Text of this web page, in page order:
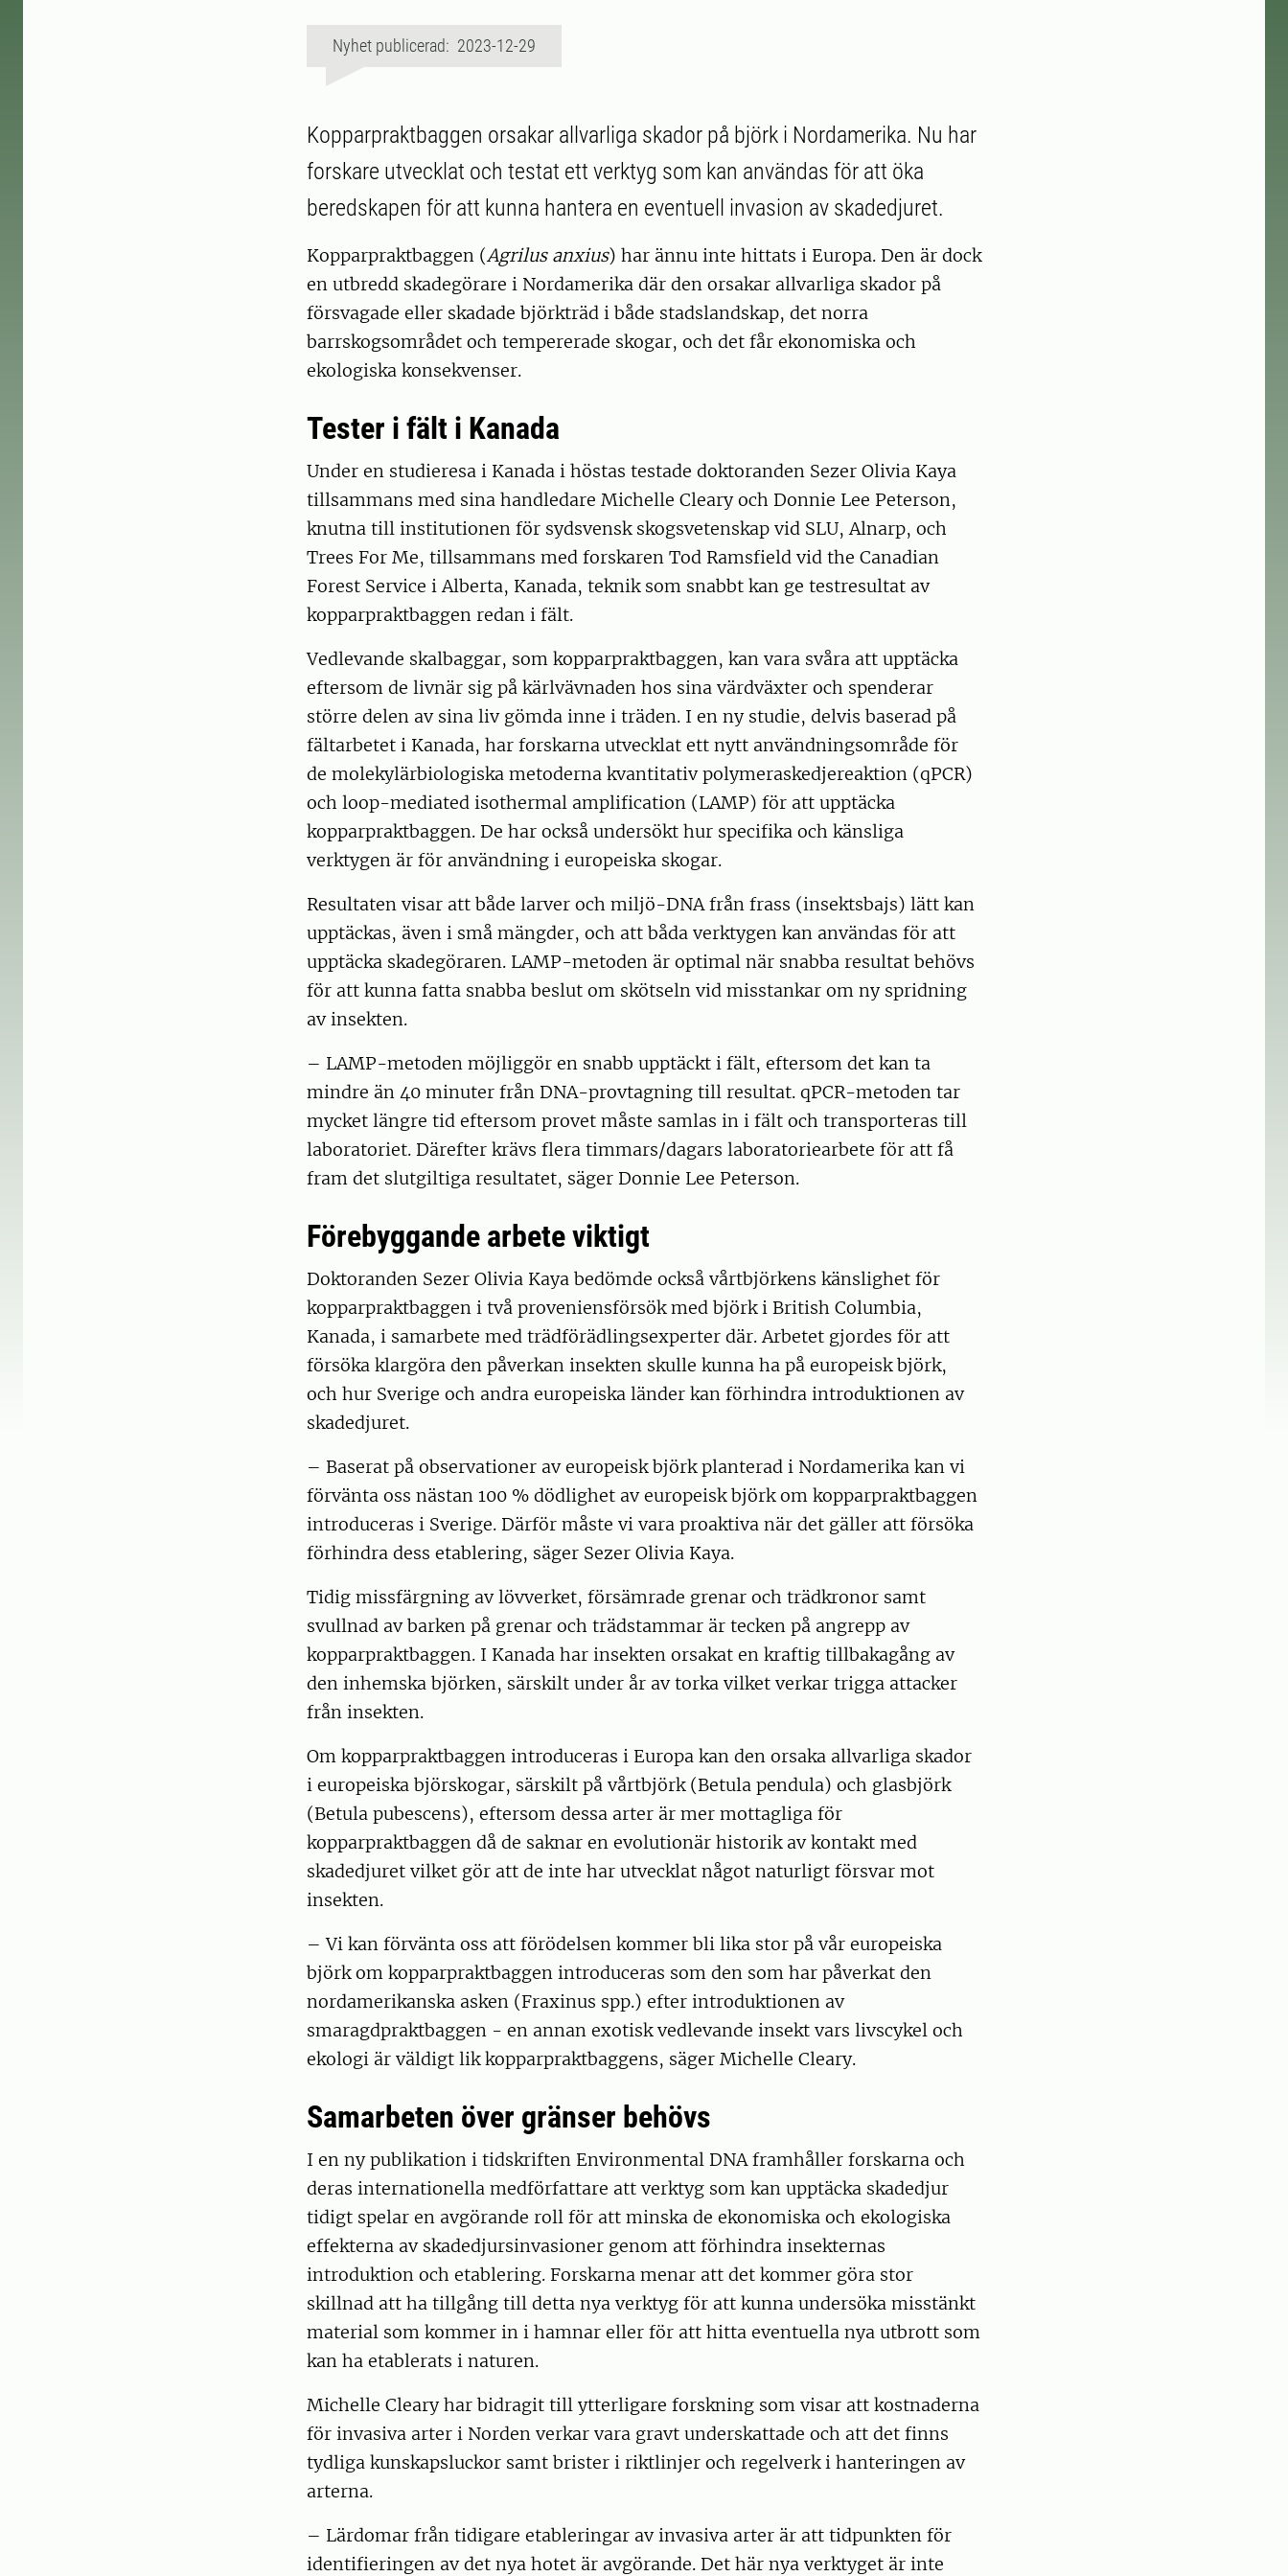
Nyhet publicerad: 2023-12-29
Kopparpraktbaggen orsakar allvarliga skador på björk i Nordamerika. Nu har
forskare utvecklat och testat ett verktyg som kan användas för att öka
beredskapen för att kunna hantera en eventuell invasion av skadedjuret.
Kopparpraktbaggen (Agrilus anxius) har ännu inte hittats i Europa. Den är dock
en utbredd skadegörare i Nordamerika där den orsakar allvarliga skador på
försvagade eller skadade björkträd i både stadslandskap, det norra
barrskogsområdet och tempererade skogar, och det får ekonomiska och
ekologiska konsekvenser.
Tester i fält i Kanada
Under en studieresa i Kanada i höstas testade doktoranden Sezer Olivia Kaya
tillsammans med sina handledare Michelle Cleary och Donnie Lee Peterson,
knutna till institutionen för sydsvensk skogsvetenskap vid SLU, Alnarp, och
Trees For Me, tillsammans med forskaren Tod Ramsfield vid the Canadian
Forest Service i Alberta, Kanada, teknik som snabbt kan ge testresultat av
kopparpraktbaggen redan i fält.
Vedlevande skalbaggar, som kopparpraktbaggen, kan vara svåra att upptäcka
eftersom de livnär sig på kärlvävnaden hos sina värdväxter och spenderar
större delen av sina liv gömda inne i träden. I en ny studie, delvis baserad på
fältarbetet i Kanada, har forskarna utvecklat ett nytt användningsområde för
de molekylärbiologiska metoderna kvantitativ polymeraskedjereaktion (qPCR)
och loop-mediated isothermal amplification (LAMP) för att upptäcka
kopparpraktbaggen. De har också undersökt hur specifika och känsliga
verktygen är för användning i europeiska skogar.
Resultaten visar att både larver och miljö-DNA från frass (insektsbajs) lätt kan
upptäckas, även i små mängder, och att båda verktygen kan användas för att
upptäcka skadegöraren. LAMP-metoden är optimal när snabba resultat behövs
för att kunna fatta snabba beslut om skötseln vid misstankar om ny spridning
av insekten.
– LAMP-metoden möjliggör en snabb upptäckt i fält, eftersom det kan ta
mindre än 40 minuter från DNA-provtagning till resultat. qPCR-metoden tar
mycket längre tid eftersom provet måste samlas in i fält och transporteras till
laboratoriet. Därefter krävs flera timmars/dagars laboratoriearbete för att få
fram det slutgiltiga resultatet, säger Donnie Lee Peterson.
Förebyggande arbete viktigt
Doktoranden Sezer Olivia Kaya bedömde också vårtbjörkens känslighet för
kopparpraktbaggen i två proveniensförsök med björk i British Columbia,
Kanada, i samarbete med trädförädlingsexperter där. Arbetet gjordes för att
försöka klargöra den påverkan insekten skulle kunna ha på europeisk björk,
och hur Sverige och andra europeiska länder kan förhindra introduktionen av
skadedjuret.
– Baserat på observationer av europeisk björk planterad i Nordamerika kan vi
förvänta oss nästan 100 % dödlighet av europeisk björk om kopparpraktbaggen
introduceras i Sverige. Därför måste vi vara proaktiva när det gäller att försöka
förhindra dess etablering, säger Sezer Olivia Kaya.
Tidig missfärgning av lövverket, försämrade grenar och trädkronor samt
svullnad av barken på grenar och trädstammar är tecken på angrepp av
kopparpraktbaggen. I Kanada har insekten orsakat en kraftig tillbakagång av
den inhemska björken, särskilt under år av torka vilket verkar trigga attacker
från insekten.
Om kopparpraktbaggen introduceras i Europa kan den orsaka allvarliga skador
i europeiska björskogar, särskilt på vårtbjörk (Betula pendula) och glasbjörk
(Betula pubescens), eftersom dessa arter är mer mottagliga för
kopparpraktbaggen då de saknar en evolutionär historik av kontakt med
skadedjuret vilket gör att de inte har utvecklat något naturligt försvar mot
insekten.
– Vi kan förvänta oss att förödelsen kommer bli lika stor på vår europeiska
björk om kopparpraktbaggen introduceras som den som har påverkat den
nordamerikanska asken (Fraxinus spp.) efter introduktionen av
smaragdpraktbaggen - en annan exotisk vedlevande insekt vars livscykel och
ekologi är väldigt lik kopparpraktbaggens, säger Michelle Cleary.
Samarbeten över gränser behövs
I en ny publikation i tidskriften Environmental DNA framhåller forskarna och
deras internationella medförfattare att verktyg som kan upptäcka skadedjur
tidigt spelar en avgörande roll för att minska de ekonomiska och ekologiska
effekterna av skadedjursinvasioner genom att förhindra insekternas
introduktion och etablering. Forskarna menar att det kommer göra stor
skillnad att ha tillgång till detta nya verktyg för att kunna undersöka misstänkt
material som kommer in i hamnar eller för att hitta eventuella nya utbrott som
kan ha etablerats i naturen.
Michelle Cleary har bidragit till ytterligare forskning som visar att kostnaderna
för invasiva arter i Norden verkar vara gravt underskattade och att det finns
tydliga kunskapsluckor samt brister i riktlinjer och regelverk i hanteringen av
arterna.
– Lärdomar från tidigare etableringar av invasiva arter är att tidpunkten för
identifieringen av det nya hotet är avgörande. Det här nya verktyget är inte